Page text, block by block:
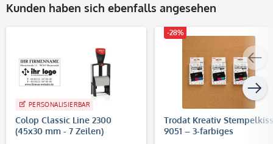
Kunden haben sich ebenfalls angesehen
PERSONALISIERBAR
Colop Classic Line 2300
(45x30 mm - 7 Zeilen)
-28%
Trodat Kreativ
9051 – 3-farbiges